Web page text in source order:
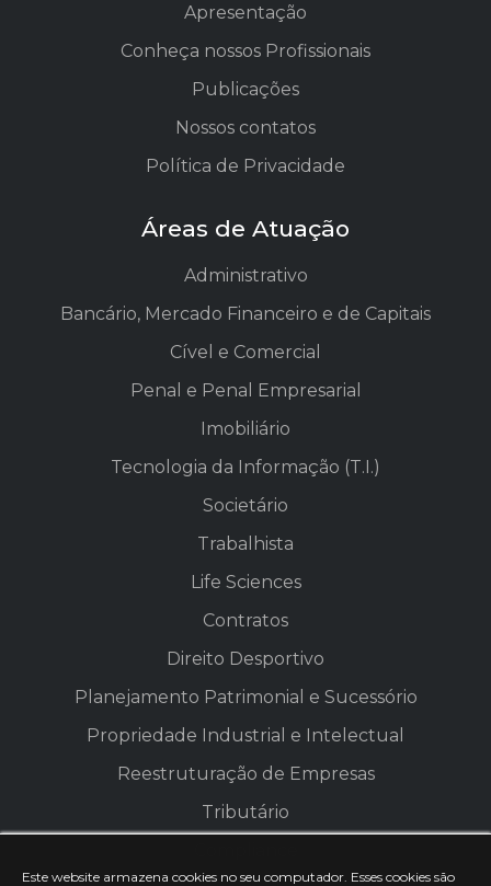
Apresentação
Conheça nossos Profissionais
Publicações
Nossos contatos
Política de Privacidade
Áreas de Atuação
Administrativo
Bancário, Mercado Financeiro e de Capitais
Cível e Comercial
Penal e Penal Empresarial
Imobiliário
Tecnologia da Informação (T.I.)
Societário
Trabalhista
Life Sciences
Contratos
Direito Desportivo
Planejamento Patrimonial e Sucessório
Propriedade Industrial e Intelectual
Reestruturação de Empresas
Tributário
Este website armazena cookies no seu computador. Esses cookies são